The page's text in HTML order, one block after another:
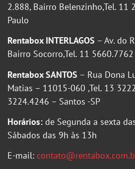
2.888, Bairro Belenzinho,Tel. 11
Paulo
Rentabox INTERLAGOS – Av. do
Bairro Socorro,Tel. 11
Rentabox SANTOS – Rua Dona
Matias – 11015-060 ,Tel. 13
3224.4246 – Santos -SP
Horários: de Segunda a sexta
Sábados das 9h às 13h
E-mail: